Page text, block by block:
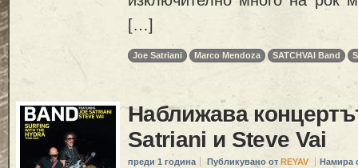
[…]
Joe Satriani Marco Mendoza SATCHVAI Band
Наближава
Satriani и Steve Vai
преди 1 година Публикувано от REYAV Намира